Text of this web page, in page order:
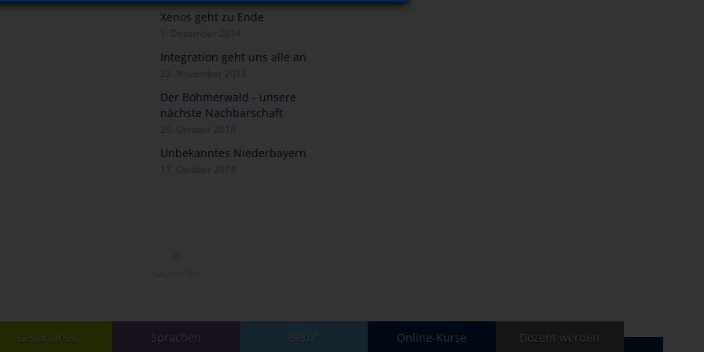
Xenos geht zu Ende
Integration geht uns alle an
Der Böhmerwald - unsere
nächste Nachbarschaft
Unbekanntes Niederbayern
Gesundheit Sprachen Beruf Online-Kurse Dozent werden